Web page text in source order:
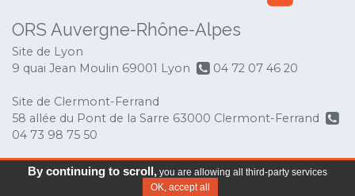
ORS Auvergne-Rhône-Alpes
Site de Lyon
9 quai Jean Moulin 69001 Lyon
04 72 07 46 20
Site de Clermont-Ferrand
58 allée du Pont de la Sarre 63000 Clermont-Ferrand
04 73 98 75 50
© Copyright 2017 ORS Auvergne-Rhône-Alpes-
By continuing to scroll,you are allowing all third-party services
OK, accept all